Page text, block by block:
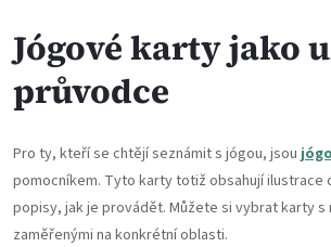
Jógové karty jako
průvodce
Pro ty, kteří se chtějí seznámit s jógou, jsou
pomocníkem. Tyto karty totiž obsahují ilustrace
popisy, jak je provádět. Můžete si vybrat karty s
zaměřenými na konkrétní oblasti.